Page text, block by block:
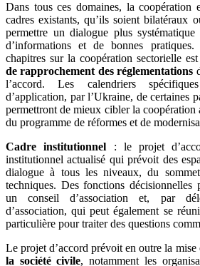
Dans tous ces domaines, la coopération
cadres existants, qu’ils soient bilatéraux
permettre un dialogue plus
d’informations et de bonnes pratiques.
chapitres sur la coopération sectorielle
de rapprochement des réglementations
l’accord. Les calendriers
d’application, par l’Ukraine, de certaines
permettront de mieux cibler la
du programme de réformes et de
Cadre institutionnel : le projet
institutionnel actualisé qui prévoit des
dialogue à tous les niveaux, du sommet
techniques. Des fonctions décisionnelles
un conseil d’association et, par
d’association, qui peut également se
particulière pour traiter des questions
Le projet d’accord prévoit en outre la mise
la société civile, notamment les